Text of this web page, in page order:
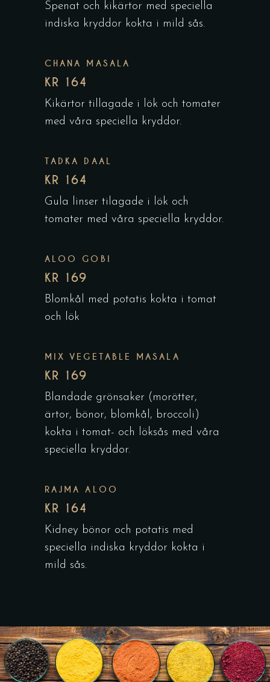
Spenat och kikärtor med speciella
indiska kryddor kokta i mild sås.
CHANA MASALA
KR 164
Kikärtor tillagade i lök och tomater
med våra speciella kryddor.
TADKA DAAL
KR 164
Gula linser tilagade i lök och
tomater med våra speciella kryddor.
ALOO GOBI
KR 169
Blomkål med potatis kokta i tomat
och lök
MIX VEGETABLE MASALA
KR 169
Blandade grönsaker (morötter,
ärtor, bönor, blomkål, broccoli)
kokta i tomat- och löksås med våra
speciella kryddor.
RAJMA ALOO
KR 164
Kidney bönor och potatis med
speciella indiska kryddor kokta i
mild sås.